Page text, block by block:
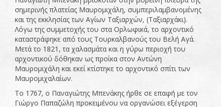
σημερινής πλατείας Μαυρομιχάλη, συμπεριλαμβανομένης
και της εκκλησίας των Αγίων Ταξιαρχών, (Ταξιαρχάκι).
Λόγω της συμμετοχής του στα Ορλωφικά, το αρχοντικό
καταστράφηκε από τους Τουρκαλβανούς του Βελή Αγά.
Μετά το 1821, τα χαλασμάτα και η γύρω περιοχή του
αρχοντικού δόθηκαν ως προίκα στον Αντώνη
Μαυρομιχάλη και εκεί κτίστηκε το αρχοντικό σπίτι των
Μαυρομιχαλαίων.
Το 1767, ο Παναγιώτης Μπενάκης ήρθε σε επαφή με τον
Γιώργο Παπαζώλη προκειμένου να οργανώσει εξέγερση